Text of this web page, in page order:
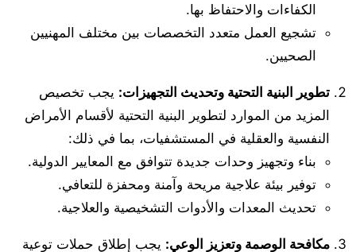
الكفاءات والاحتفاظ بها.
تشجيع العمل متعدد التخصصات بين مختلف المهنيين
الصحيين.
تطوير البنية التحتية وتحديث التجهيزات: يجب تخصيص
المزيد من الموارد لتطوير البنية التحتية لأقسام الأمراض
النفسية والعقلية في المستشفيات، بما في ذلك:
بناء وتجهيز وحدات جديدة تتوافق مع المعايير الدولية.
توفير بيئة علاجية مريحة وآمنة ومحفزة للتعافي.
تحديث المعدات والأدوات التشخيصية والعلاجية.
مكافحة الوصمة وتعزيز الوعي: يجب إطلاق حملات توعية